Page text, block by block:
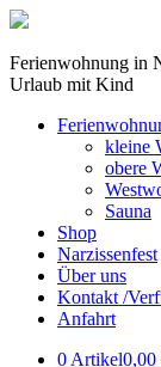
Ferienwohnung in
Urlaub mit Kind
kleine
obere
Sauna
Shop
Narzissenfest
Über uns
Kontakt /
Anfahrt
0 Artikel0,00